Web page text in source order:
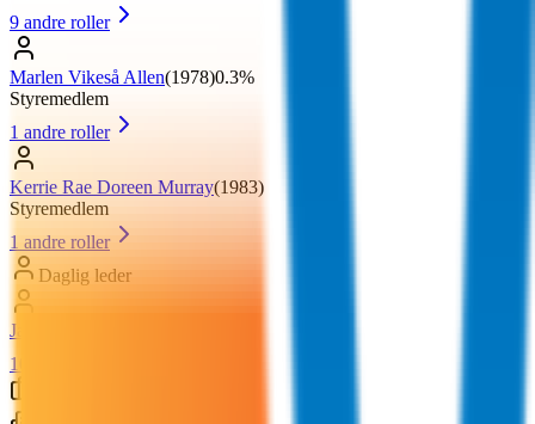
9 andre roller
Marlen Vikeså Allen(1978)0.3%
Styremedlem
1 andre roller
Kerrie Rae Doreen Murray(1983)
Styremedlem
1 andre roller
Daglig leder
Jarle Veshovde
10